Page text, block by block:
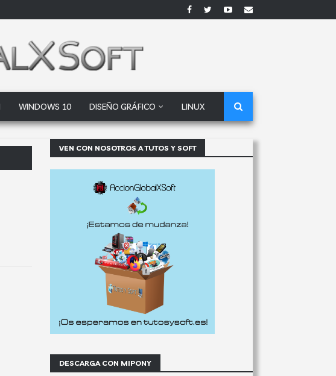
WINDOWS 10 DISEÑO GRÁFICO LINUX
VEN CON NOSOTROS A TUTOS Y SOFT
DESCARGA CON MIPONY